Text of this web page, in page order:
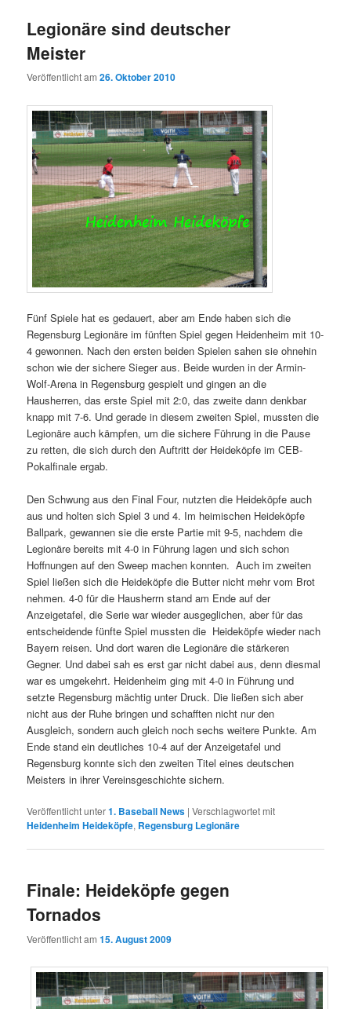
Legionäre sind deutscher
Meister
Veröffentlicht am26. Oktober 2010
Fünf Spiele hat es gedauert, aber am Ende haben sich die
Regensburg Legionäre im fünften Spiel gegen Heidenheim mit 10-
4 gewonnen. Nach den ersten beiden Spielen sahen sie ohnehin
schon wie der sichere Sieger aus. Beide wurden in der Armin-
Wolf-Arena in Regensburg gespielt und gingen an die
Hausherren, das erste Spiel mit 2:0, das zweite dann denkbar
knapp mit 7-6. Und gerade in diesem zweiten Spiel, mussten die
Legionäre auch kämpfen, um die sichere Führung in die Pause
zu retten, die sich durch den Auftritt der Heideköpfe im CEB-
Pokalfinale ergab.
Den Schwung aus den Final Four, nutzten die Heideköpfe auch
aus und holten sich Spiel 3 und 4. Im heimischen Heideköpfe
Ballpark, gewannen sie die erste Partie mit 9-5, nachdem die
Legionäre bereits mit 4-0 in Führung lagen und sich schon
Hoffnungen auf den Sweep machen konnten. Auch im zweiten
Spiel ließen sich die Heideköpfe die Butter nicht mehr vom Brot
nehmen. 4-0 für die Hausherrn stand am Ende auf der
Anzeigetafel, die Serie war wieder ausgeglichen, aber für das
entscheidende fünfte Spiel mussten die Heideköpfe wieder nach
Bayern reisen. Und dort waren die Legionäre die stärkeren
Gegner. Und dabei sah es erst gar nicht dabei aus, denn diesmal
war es umgekehrt. Heidenheim ging mit 4-0 in Führung und
setzte Regensburg mächtig unter Druck. Die ließen sich aber
nicht aus der Ruhe bringen und schafften nicht nur den
Ausgleich, sondern auch gleich noch sechs weitere Punkte. Am
Ende stand ein deutliches 10-4 auf der Anzeigetafel und
Regensburg konnte sich den zweiten Titel eines deutschen
Meisters in ihrer Vereinsgeschichte sichern.
Veröffentlicht unter1. Baseball News |Verschlagwortet mit
Heidenheim Heideköpfe, Regensburg Legionäre
Finale: Heideköpfe gegen
Tornados
Veröffentlicht am15. August 2009